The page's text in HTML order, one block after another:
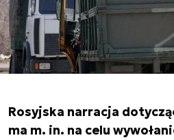
Rosyjska narracja
ma m. in. na celu